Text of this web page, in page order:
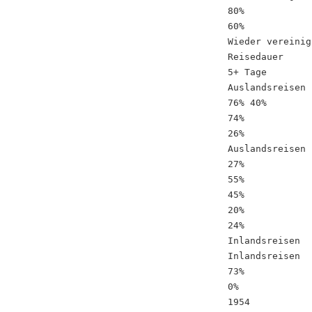
80%
60%
Wieder
Reisedauer
5+ Tage
Auslandsreisen
76% 40%
74%
26%
Auslandsreisen
27%
55%
45%
20%
24%
Inlandsreisen
Inlandsreisen
73%
0%
1954